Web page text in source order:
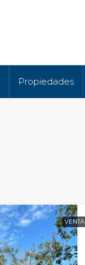
Propiedades
VENTA